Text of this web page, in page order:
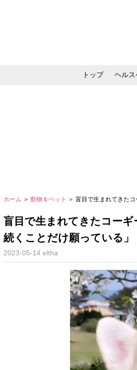
トップ ヘルス
ホーム ＞ 動物＆ペット ＞ 盲目で生まれてきた
盲目で生まれてきたコー
続くことだけ願っている」
2023-05-14 eltha